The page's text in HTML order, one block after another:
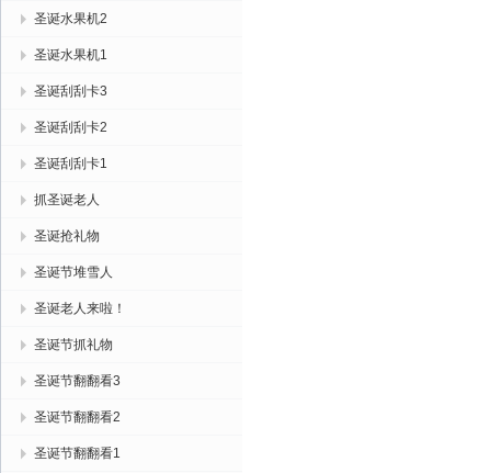
圣诞水果机2
圣诞水果机1
圣诞刮刮卡3
圣诞刮刮卡2
圣诞刮刮卡1
抓圣诞老人
圣诞抢礼物
圣诞节堆雪人
圣诞老人来啦！
圣诞节抓礼物
圣诞节翻翻看3
圣诞节翻翻看2
圣诞节翻翻看1